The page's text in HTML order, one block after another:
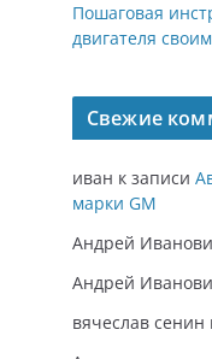
Пошаговая
двигателя
Свежие
иван к записи
марки GM
Андрей
Андрей
вячеслав сенин